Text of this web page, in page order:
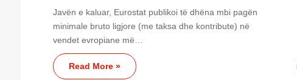
Javën e kaluar, Eurostat publikoi të dhëna mbi pagën
minimale bruto ligjore (me taksa dhe kontribute) në
vendet evropiane më…
Read More »